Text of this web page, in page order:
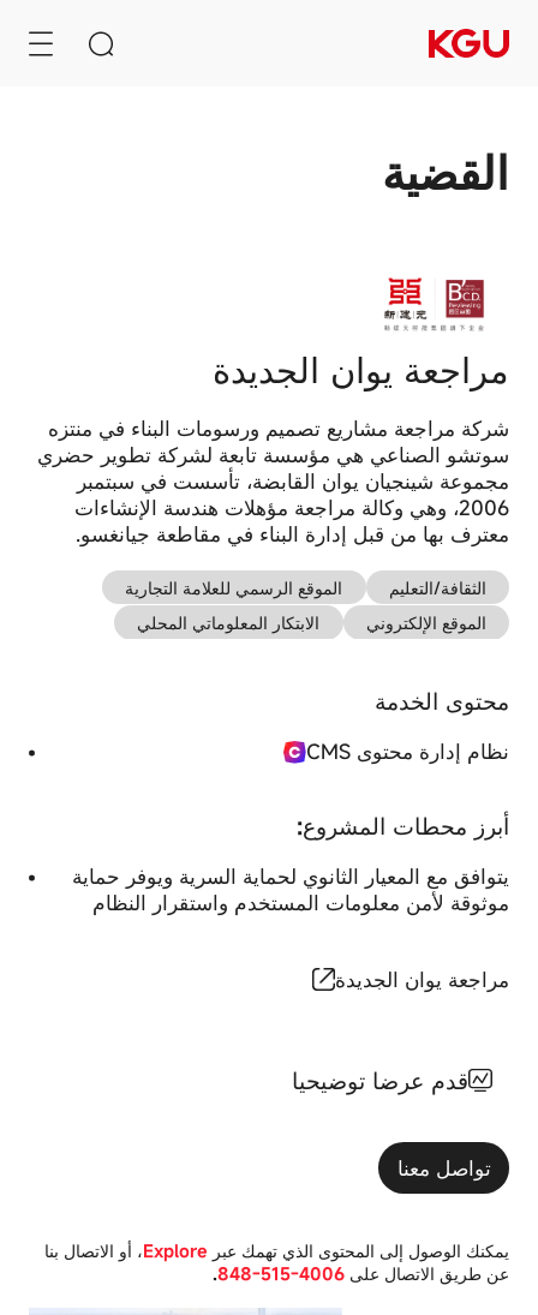
نظام إدارة محتوى CMS
نظام التعلم الإلكتروني
نظام المراكز التجارية B2B/B2C
توصية بالمنتج
CMS
نظام التعلم
الإلكتروني
القضية
مراجعة يوان الجديدة
شركة مراجعة مشاريع تصميم ورسومات البناء في منتزه
سوتشو الصناعي هي مؤسسة تابعة لشركة تطوير حضري
مجموعة شينجيان يوان القابضة، تأسست في سبتمبر
2006، وهي وكالة مراجعة مؤهلات هندسة الإنشاءات
معترف بها من قبل إدارة البناء في مقاطعة جيانغسو.
الثقافة/التعليم
الموقع الرسمي للعلامة التجارية
الموقع الإلكتروني
الابتكار المعلوماتي المحلي
محتوى الخدمة
نظام إدارة محتوى CMS
أبرز محطات المشروع:
يتوافق مع المعيار الثانوي لحماية السرية ويوفر حماية
موثوقة لأمن معلومات المستخدم واستقرار النظام
مراجعة يوان الجديدة
قدم عرضا توضيحيا
تواصل معنا
يمكنك الوصول إلى المحتوى الذي تهمك عبر Explore، أو الاتصال بنا
عن طريق الاتصال على 4006-515-848
.
مركز
تفضيلات
الخصوصية
في
الخصوصية
قد
تُستخدم
هذه
ملفات
تعريف
الارتباط
لحفظ
تفضيلاتك،
زيارتك
الإحصائي،
محتوى
أكثر
تخصيصًا
لك.
قد
بعض
الارتباط
على
تجربةك
للموقع.
الكوكيز
الضرورية
بشكل
قطعي
ابق نشيطا
ملفات
لتشغيل
يمكن
إيقافها.
وعادةً
تعيينها
فقط
كوكيات
الأداء